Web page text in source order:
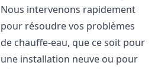
Nous intervenons rapidement
pour résoudre vos problèmes
de chauffe-eau, que ce soit pour
une installation neuve ou pour